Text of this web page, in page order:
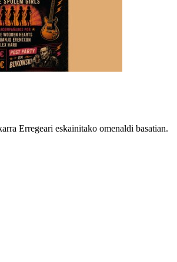
Erregeari eskainitako omenaldi basatian.